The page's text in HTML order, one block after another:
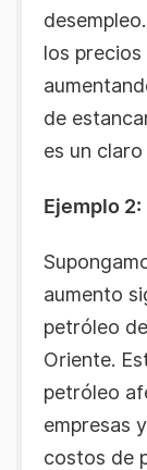
los
de
es un
Ejemplo 2:
aumento
petróleo
Oriente.
petróleo
empresas
costos de